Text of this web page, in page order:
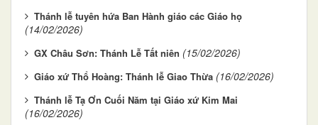
Thánh lễ tuyên hứa Ban Hành giáo các Giáo họ
(14/02/2026)
GX Châu Sơn: Thánh Lễ Tất niên (15/02/2026)
Giáo xứ Thổ Hoàng: Thánh lễ Giao Thừa (16/02/2026)
Thánh lễ Tạ Ơn Cuối Năm tại Giáo xứ Kim Mai
(16/02/2026)